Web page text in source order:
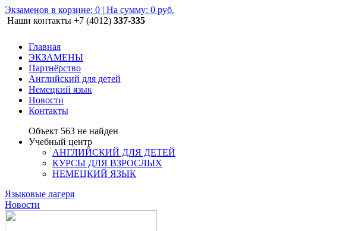
Экзаменов в корзине: 0 | На сумму: 0 руб.
Наши контакты +7 (4012) 337-335
Главная
ЭКЗАМЕНЫ
Партнёрство
Английский для детей
Немецкий язык
Новости
Контакты
Объект 563 не найден
Учебный центр
АНГЛИЙСКИЙ ДЛЯ ДЕТЕЙ
КУРСЫ ДЛЯ ВЗРОСЛЫХ
НЕМЕЦКИЙ ЯЗЫК
Языковые лагеря
Новости